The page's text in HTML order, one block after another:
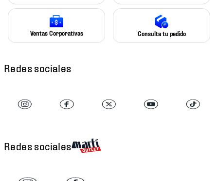
Ventas Corporativas Consulta tu pedido
Redes sociales
Redes sociales